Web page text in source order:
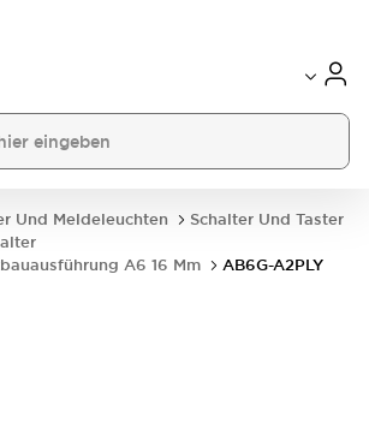
Und Meldeleuchten
Schalter Und Taster
A6 16 Mm
AB6G-A2PLY